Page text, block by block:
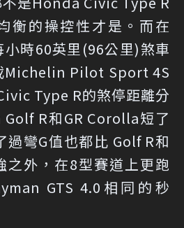
衡的操控性才是。而在
時60英里(96公里)煞車
Michelin Pilot Sport 4S
Type R的煞停距離分
R和GR Corolla短了
過彎G值也都比 Golf R和
之外，在8型賽道上更跑
GTS 4.0相同的秒